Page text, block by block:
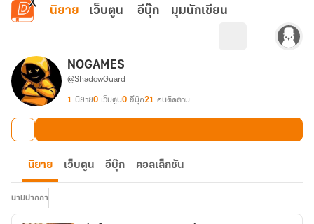
ข้ามไปยังเนื้อหาหลัก
นิยาย เว็บตูน อีบุ๊ก มุมนักเขียน
NOGAMES
@ShadowGuard
1 นิยาย0 เว็บตูน0 อีบุ๊ก21 คนติดตาม
นิยาย เว็บตูน อีบุ๊ก คอลเล็กชัน
นามปากกา